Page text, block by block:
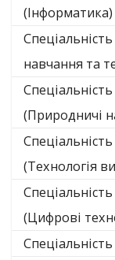
(Інформатика)
навчання та
(Природничі
(Технологія
(Цифрові